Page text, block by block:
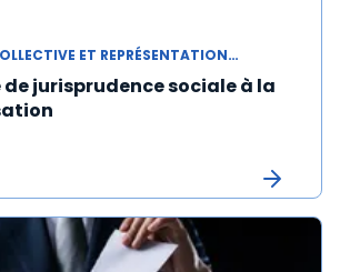
NÉGOCIATION COLLECTIVE ET REPRÉSENTATION DU PERSONNEL
de jurisprudence sociale à la